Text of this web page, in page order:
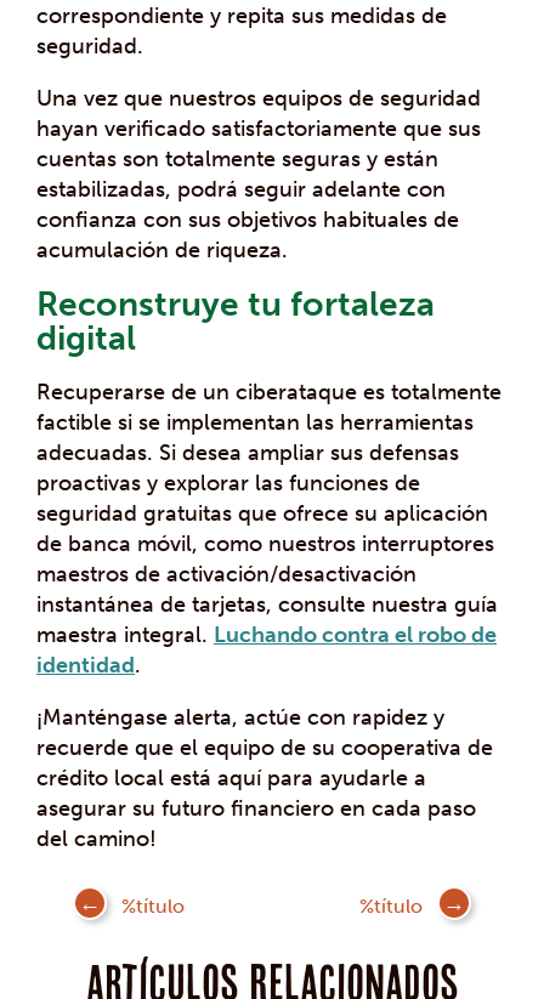
correspondiente y repita sus medidas de
seguridad.
Una vez que nuestros equipos de seguridad
hayan verificado satisfactoriamente que sus
cuentas son totalmente seguras y están
estabilizadas, podrá seguir adelante con
confianza con sus objetivos habituales de
acumulación de riqueza.
Reconstruye tu fortaleza
digital
Recuperarse de un ciberataque es totalmente
factible si se implementan las herramientas
adecuadas. Si desea ampliar sus defensas
proactivas y explorar las funciones de
seguridad gratuitas que ofrece su aplicación
de banca móvil, como nuestros interruptores
maestros de activación/desactivación
instantánea de tarjetas, consulte nuestra guía
maestra integral. Luchando contra el robo de
identidad.
¡Manténgase alerta, actúe con rapidez y
recuerde que el equipo de su cooperativa de
crédito local está aquí para ayudarle a
asegurar su futuro financiero en cada paso
del camino!
Mensaje
navegación
%título %título
Artículos Relacionados